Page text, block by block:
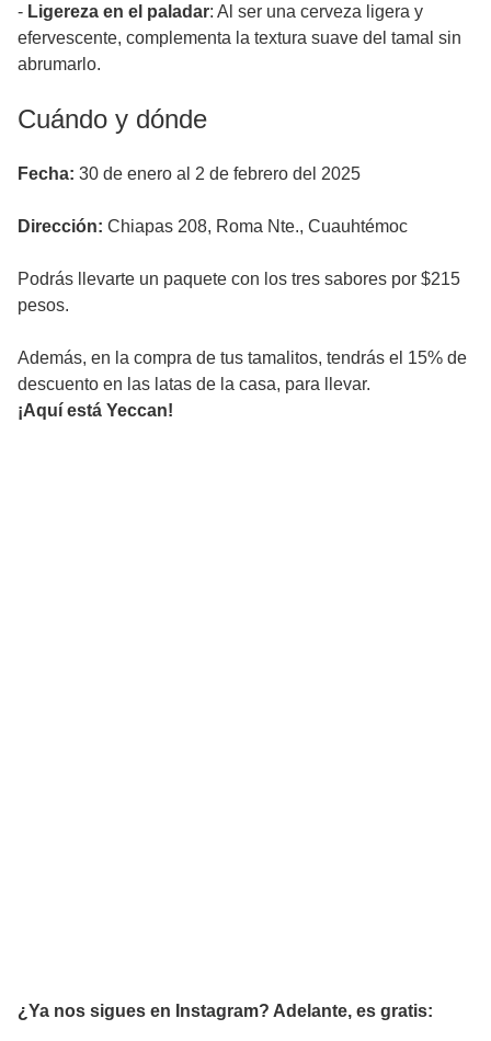
- Ligereza en el paladar: Al ser una cerveza ligera y
efervescente, complementa la textura suave del tamal sin
abrumarlo.
Cuándo y dónde
Fecha: 30 de enero al 2 de febrero del 2025
Dirección: Chiapas 208, Roma Nte., Cuauhtémoc
Podrás llevarte un paquete con los tres sabores por $215
pesos.
Además, en la compra de tus tamalitos, tendrás el 15% de
descuento en las latas de la casa, para llevar.
¡Aquí está Yeccan!
¿Ya nos sigues en Instagram? Adelante, es gratis: